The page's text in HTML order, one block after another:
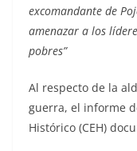
excomandante de
amenazar a los
pobres”
Al respecto de la
guerra, el informe
Histórico (CEH)